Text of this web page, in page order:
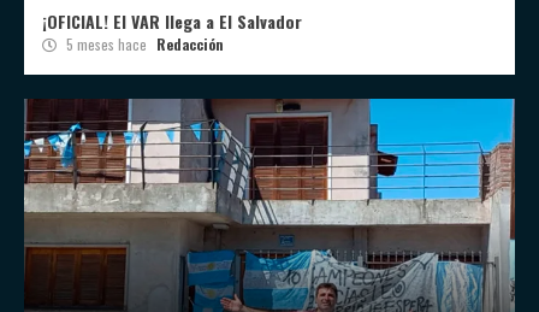
¡OFICIAL! El VAR llega a El Salvador
5 meses hace Redacción